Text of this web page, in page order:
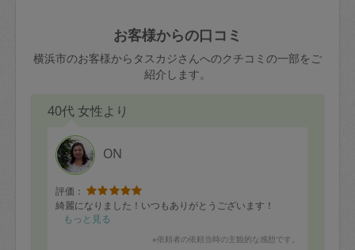
お客様からの口コミ
横浜市のお客様からタスカジさんへのクチコミの一部をご
紹介します。
40代 女性より
ON
評価：
綺麗になりました！いつもありがとうございます！
もっと見る
※依頼者の依頼当時の主観的な感想です。